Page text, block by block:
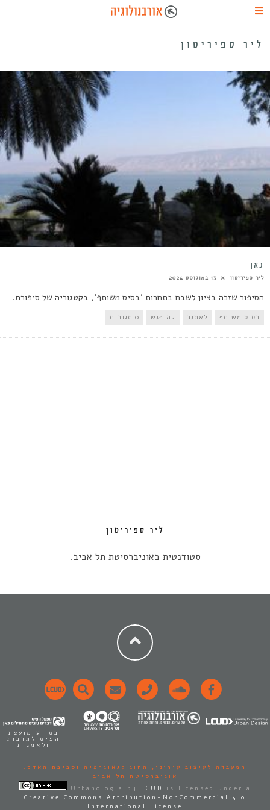
ליר ספיריטון
כאן
ליר ספיריטון 13 באוגוסט 2024
הסיפור שזכה בציון לשבח בתחרות ‘בסיס משותף‘, בקטגוריה של סיפורת.
בסיס משותף לאתגר להיפגש 0 תגובות
ליר ספיריטון
סטודנטית באוניברסיטת תל אביב.
בסיוע מועצת
הפיס לתרבות
ולאמנות
המעבדה לעיצוב עירוני,
החוג לגאוגרפיה וסביבת האדם.
אוניברסיטת תל אביב
Urbanologia by LCUD
is licensed under a
Creative Commons Attribution-NonCommercial 4.0
International License